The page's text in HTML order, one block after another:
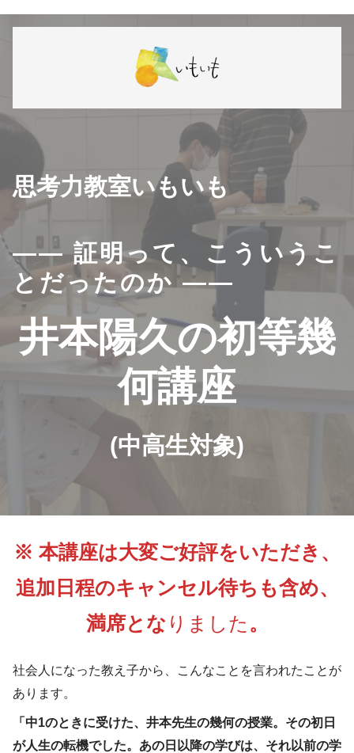
思考力教室いもいも
―― 証明って、こういうこ
とだったのか ――
井本陽久の初等幾
何講座
(中高生対象)
※ 本講座は大変ご好評をいただき、
追加日程のキャンセル待ちも含め、
満席とな りました 。
社会人になった教え子から、こんなことを言われたことが
あります。
「中1のときに受けた、井本先生の幾何の授業。その初日
が人生の転機でした。あの日以降の学びは、それ以前の学